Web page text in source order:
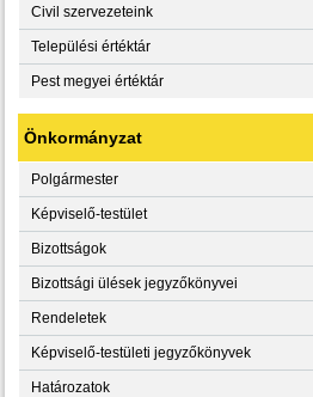
Civil szervezeteink
Települési értéktár
Pest megyei értéktár
Önkormányzat
Polgármester
Képviselő-testület
Bizottságok
Bizottsági ülések jegyzőkönyvei
Rendeletek
Képviselő-testületi jegyzőkönyvek
Határozatok